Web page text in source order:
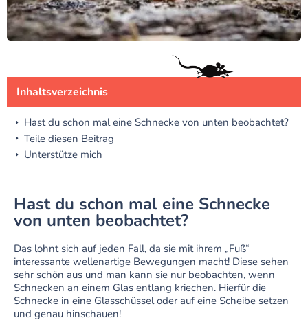
Inhaltsverzeichnis
Hast du schon mal eine Schnecke von unten beobachtet?
Teile diesen Beitrag
Unterstütze mich
Hast du schon mal eine Schnecke
von unten beobachtet?
Das lohnt sich auf jeden Fall, da sie mit ihrem „Fuß“
interessante wellenartige Bewegungen macht! Diese sehen
sehr schön aus und man kann sie nur beobachten, wenn
Schnecken an einem Glas entlang kriechen. Hierfür die
Schnecke in eine Glasschüssel oder auf eine Scheibe setzen
und genau hinschauen!